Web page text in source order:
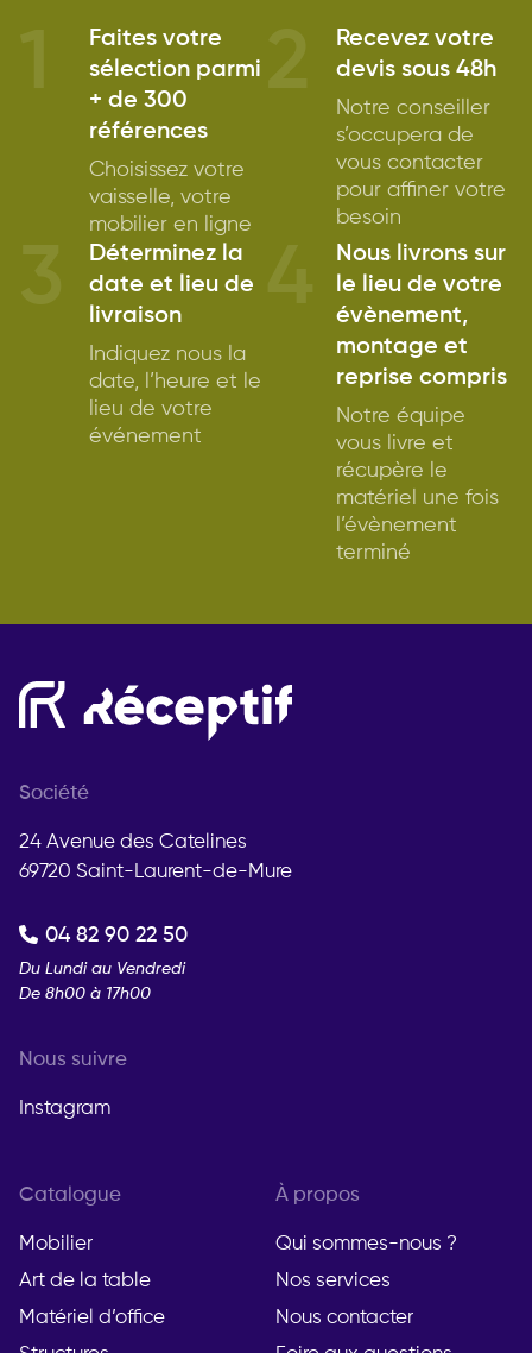
Faites votre
sélection parmi
+ de 300
références
Choisissez votre
vaisselle, votre
mobilier en ligne
Recevez votre
devis sous 48h
Notre conseiller
s’occupera de
vous contacter
pour affiner votre
besoin
Déterminez la
date et lieu de
livraison
Indiquez nous la
date, l’heure et le
lieu de votre
événement
Nous livrons sur
le lieu de votre
évènement,
montage et
reprise compris
Notre équipe
vous livre et
récupère le
matériel une fois
l’évènement
terminé
Société
24 Avenue des Catelines
69720 Saint-Laurent-de-Mure
04 82 90 22 50
Du Lundi au Vendredi
De 8h00 à 17h00
Nous suivre
Instagram
Catalogue
Mobilier
Art de la table
Matériel d’office
À propos
Qui sommes-nous ?
Nos services
Nous contacter